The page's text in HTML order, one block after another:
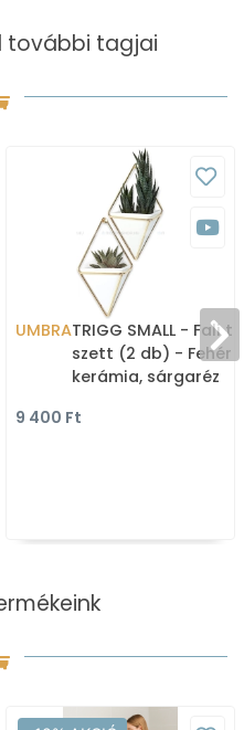
további tagjai
UMBRATRIGG SMALL - Fali
szett (2 db) - Fehér
kerámia, sárgaréz
9 400 Ft